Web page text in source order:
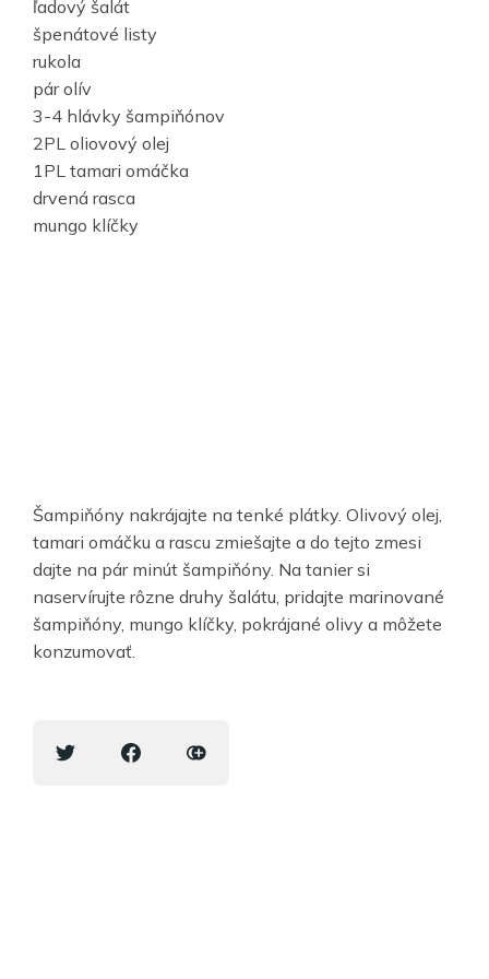
ľadový šalát
špenátové listy
rukola
pár olív
3-4 hlávky šampiňónov
2PL oliovový olej
1PL tamari omáčka
drvená rasca
mungo klíčky
Šampiňóny nakrájajte na tenké plátky. Olivový olej,
tamari omáčku a rascu zmiešajte a do tejto zmesi
dajte na pár minút šampiňóny. Na tanier si
naservírujte rôzne druhy šalátu, pridajte marinované
šampiňóny, mungo klíčky, pokrájané olivy a môžete
konzumovať.